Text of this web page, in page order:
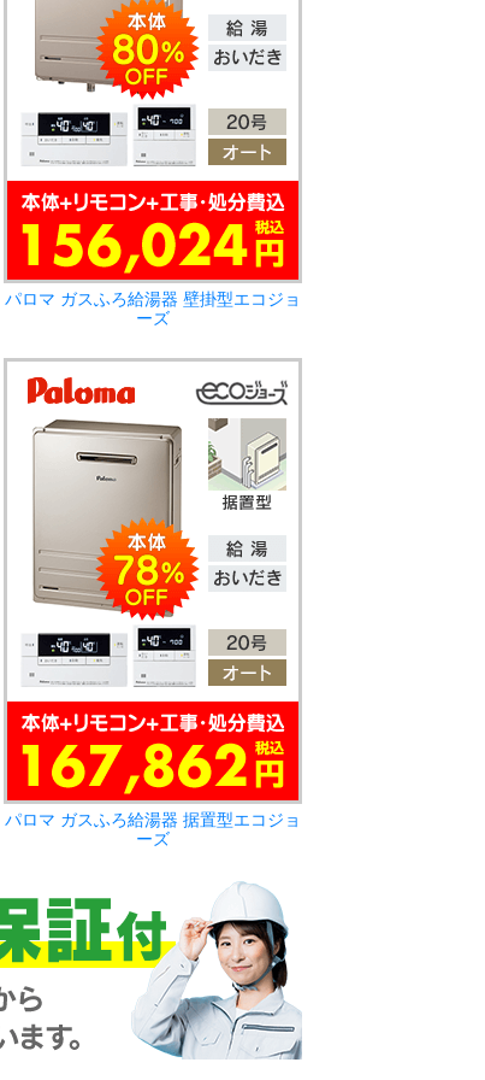
パロマ ガスふろ給湯器 壁掛型エコジョ
ーズ
パロマ ガスふろ給湯器 据置型エコジョ
ーズ